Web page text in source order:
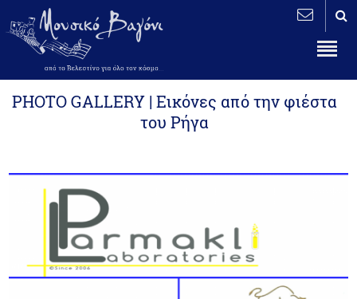
PHOTO GALLERY | Εικόνες από την φιέστα
του Ρήγα